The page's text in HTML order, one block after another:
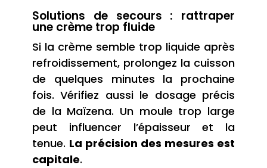
Solutions de secours : rattraper
une crème trop fluide
Si la crème semble trop liquide après
refroidissement, prolongez la cuisson
de quelques minutes la prochaine
fois. Vérifiez aussi le dosage précis
de la Maïzena. Un moule trop large
peut influencer l’épaisseur et la
tenue. La précision des mesures est
capitale.